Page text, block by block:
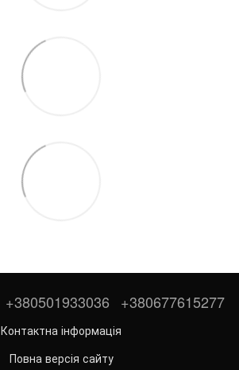
+380501933036 +380677615277
Контактна інформація
Повна версія сайту